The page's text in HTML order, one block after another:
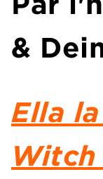
&
Ella
Witch